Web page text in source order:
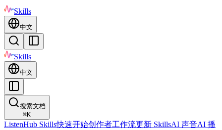
Skills
中文
Skills
中文
搜索文档
⌘K
ListenHub Skills快速开始创作者工作流更新 SkillsAI 声音AI 播